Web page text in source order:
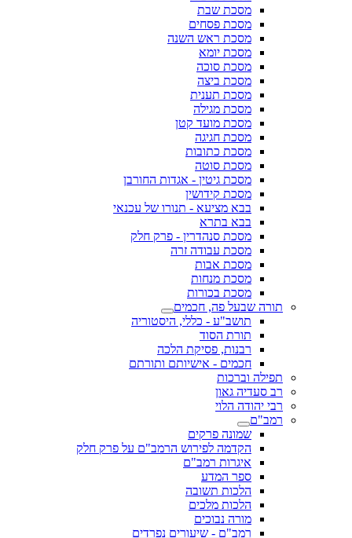
מסכת שבת
מסכת פסחים
מסכת ראש השנה
מסכת יומא
מסכת סוכה
מסכת ביצה
מסכת תענית
מסכת מגילה
מסכת מועד קטן
מסכת חגיגה
מסכת כתובות
מסכת סוטה
מסכת גיטין - אגדות החורבן
מסכת קידושין
בבא מציעא - תנורו של עכנאי
בבא בתרא
מסכת סנהדרין - פרק חלק
מסכת עבודה זרה
מסכת אבות
מסכת מנחות
מסכת בכורות
תורה שבעל פה, חכמים
תושב"ע - כללי, היסטוריה
תורת הסוד
רבנות, פסיקת הלכה
חכמים - אישיותם ותורתם
תפילה וברכות
רב סעדיה גאון
רבי יהודה הלוי
רמב"ם
שמונה פרקים
הקדמה לפירוש הרמב"ם על פרק חלק
איגרות רמב"ם
ספר המדע
הלכות תשובה
הלכות מלכים
מורה נבוכים
רמב"ם - שיעורים נפרדים